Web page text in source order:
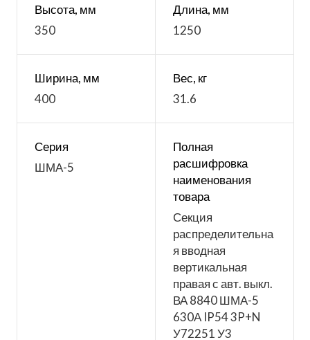
Высота, мм
350
Длина, мм
1250
Ширина, мм
400
Вес, кг
31.6
Серия
ШМА-5
Полная
расшифровка
наименования
товара
Секция
распределительна
я вводная
вертикальная
правая с авт. выкл.
ВА 8840 ШМА-5
630А IP54 3P+N
У72251 У3